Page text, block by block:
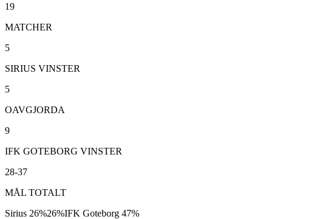
19
MATCHER
5
SIRIUS VINSTER
5
OAVGJORDA
9
IFK GOTEBORG VINSTER
28-37
MÅL TOTALT
Sirius 26%26%IFK Goteborg 47%